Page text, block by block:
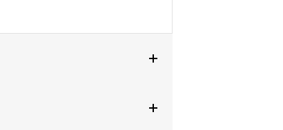
l'achat séparé de brides